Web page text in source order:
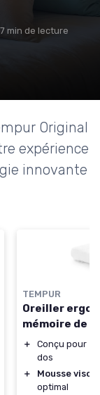
7 min de lecture
Original
expérience
innovante
TEMPUR
Oreiller
mémoire de
＋ Conçu pour
dos
＋
Mousse
optimal